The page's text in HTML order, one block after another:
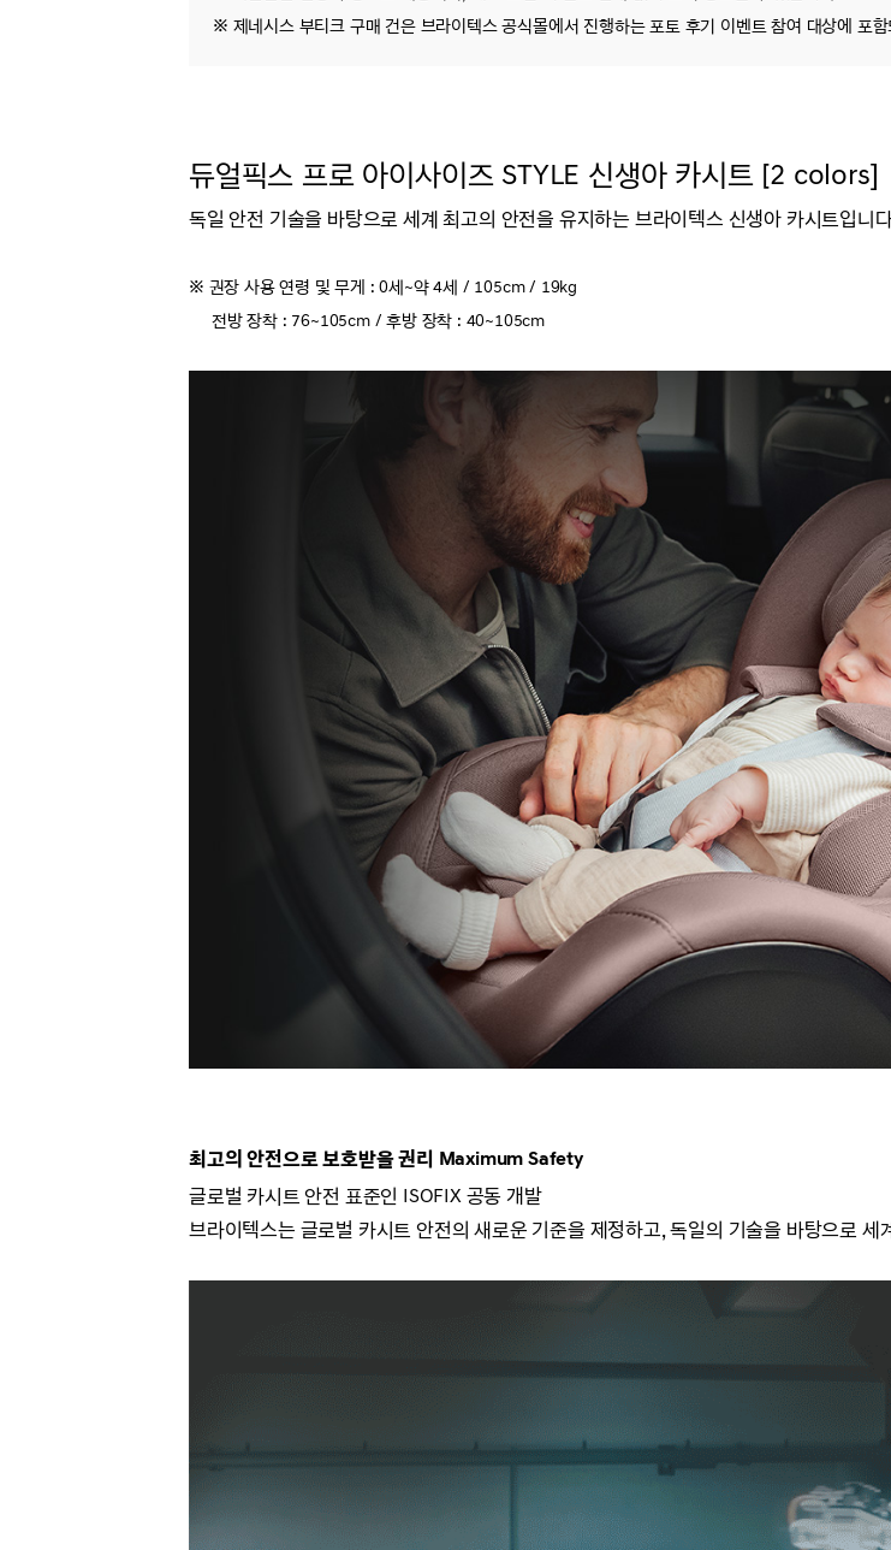
※ 제네시스 부티크 구매 건은 브라이텍스 공식몰에서 진행하는 포토 후기 이벤트 참여 대상에 포
듀얼픽스 프로 아이사이즈 STYLE 신생아 카시트 [2 colors]
독일 안전 기술을 바탕으로 세계 최고의 안전을 유지하는 브라이텍스 신생아 카시트입니
※ 권장 사용 연령 및 무게 : 0세~약 4세 / 105cm / 19kg
전방 장착 : 76~105cm / 후방 장착 : 40~105cm
최고의 안전으로 보호받을 권리 Maximum Safety
글로벌 카시트 안전 표준인 ISOFIX 공동 개발
브라이텍스는 글로벌 카시트 안전의 새로운 기준을 제정하고, 독일의 기술을 바탕으로 세